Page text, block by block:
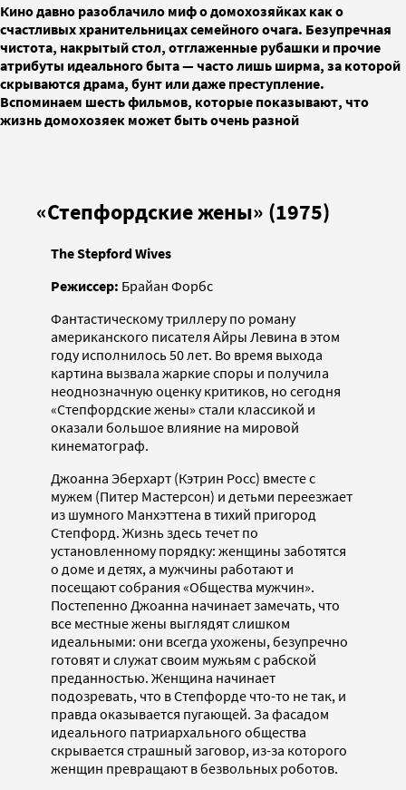
Кино давно разоблачило миф о домохозяйках как о
счастливых хранительницах семейного очага. Безупречная
чистота, накрытый стол, отглаженные рубашки и прочие
атрибуты идеального быта — часто лишь ширма, за которой
скрываются драма, бунт или даже преступление.
Вспоминаем шесть фильмов, которые показывают, что
жизнь домохозяек может быть очень разной
«Степфордские жены» (1975)
The Stepford Wives
Режиссер: Брайан Форбс
Фантастическому триллеру по роману
американского писателя Айры Левина в этом
году исполнилось 50 лет. Во время выхода
картина вызвала жаркие споры и получила
неоднозначную оценку критиков, но сегодня
«Степфордские жены» стали классикой и
оказали большое влияние на мировой
кинематограф.
Джоанна Эберхарт (Кэтрин Росс) вместе с
мужем (Питер Мастерсон) и детьми переезжает
из шумного Манхэттена в тихий пригород
Степфорд. Жизнь здесь течет по
установленному порядку: женщины заботятся
о доме и детях, а мужчины работают и
посещают собрания «Общества мужчин».
Постепенно Джоанна начинает замечать, что
все местные жены выглядят слишком
идеальными: они всегда ухожены, безупречно
готовят и служат своим мужьям с рабской
преданностью. Женщина начинает
подозревать, что в Степфорде что-то не так, и
правда оказывается пугающей. За фасадом
идеального патриархального общества
скрывается страшный заговор, из-за которого
женщин превращают в безвольных роботов.